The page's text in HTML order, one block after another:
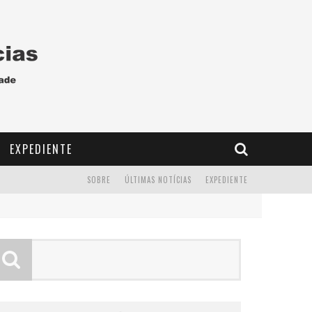
EXPEDIENTE
EXPEDIENTE
ÚLTIMAS NOTÍCIAS
SOBRE